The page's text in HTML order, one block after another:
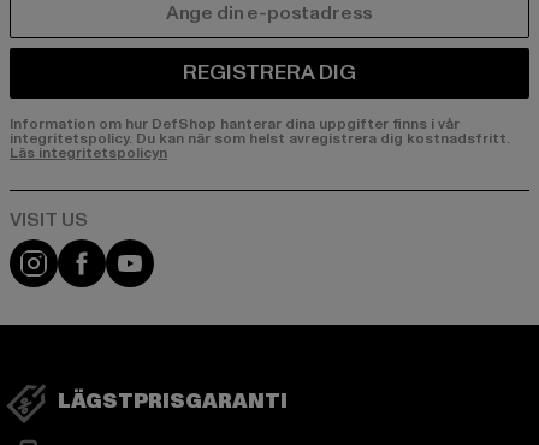
REGISTRERA DIG
Information om hur DefShop hanterar dina uppgifter finns i vår
integritetspolicy. Du kan när som helst avregistrera dig kostnadsfritt.
Läs integritetspolicyn
Visit our Instagram page:
Visit our Facebook page:
Visit our YouTube channel:
LÄGSTPRISGARANTI